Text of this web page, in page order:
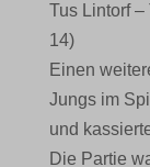
Tus Lintorf
14)
Einen
Jungs im
und
Die Partie